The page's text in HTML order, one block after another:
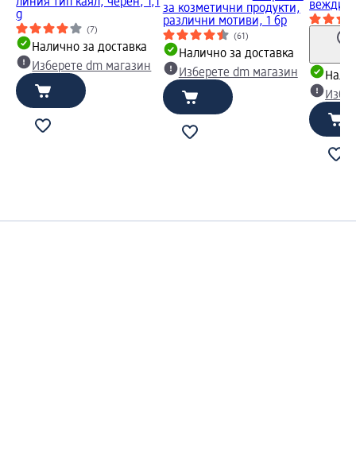
линия тип каял, черен, 1,1
g
(7)
Налично за доставка
Изберете dm магазин
за козметични продукти,
различни мотиви, 1 бр
(61)
Налично за доставка
Изберете dm магазин
вежди